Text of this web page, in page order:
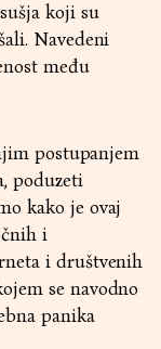
koji su
Navedeni
među
postupanjem
poduzeti
kako je ovaj
i
i društvenih
se navodno
panika